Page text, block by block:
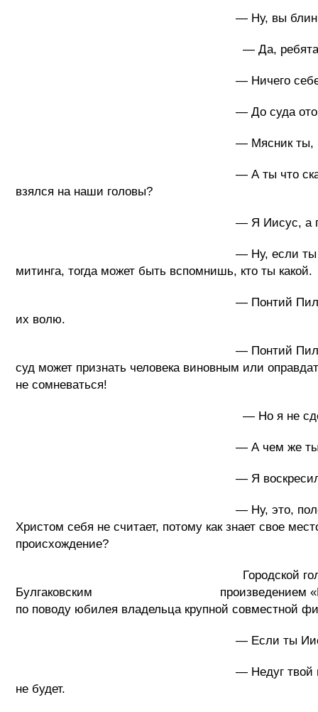
— Ну, вы блин даете! – сказал
— Да, ребята малость
— Ничего себе малость! Да вы из
— До суда отойдет,
— Мясник ты, Петрович, ты что
— А ты что скажешь? – обратился
взялся на наши головы?
— Я Иисус, а послал меня
— Ну, если ты Иисус, то я Понтий
митинга, тогда может быть вспомнишь, кто ты какой.
— Понтий Пилат не находил во мне
их волю.
— Понтий Пилат, может, и не находил
суд может признать человека виновным или
не сомневаться!
— Но я не сделал ничего дурного, я
— А чем же ты докажешь, что ты
— Я воскресил
— Ну, это, положим, мы уже слышали,
Христом себя не считает, потому как знает свое
происхождение?
Городской голова вспомнил все, что
Булгаковским произведением «Мастер и
по поводу юбилея владельца крупной совместной
— Если ты Иисус Христос, то
— Недуг твой не от болезни тела, а
не будет.